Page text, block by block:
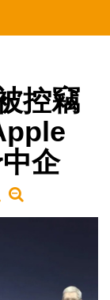
控竊
企